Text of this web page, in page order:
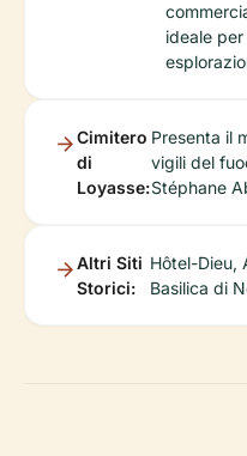
ideale
Cimitero
di
Loyasse:
Presenta il
vigili del
Stéphane
Altri Siti
Storici:
Hôtel-Dieu,
Basilica di